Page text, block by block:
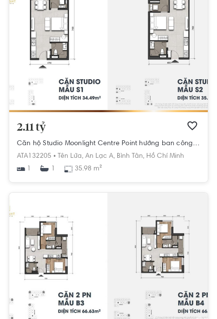
2.11 tỷ
Căn hộ Studio Moonlight Centre Point hướng ban công tây nội thất cơ bản diện tích 35.98m²
ATA132205 • Tên Lửa, An Lạc A, Bình Tân, Hồ Chí Minh
1
1 35.98 m²